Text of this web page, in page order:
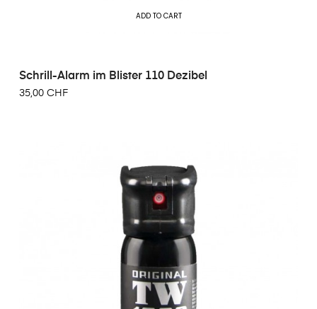
ADD TO CART
Schrill-Alarm im Blister 110 Dezibel
35,00 CHF